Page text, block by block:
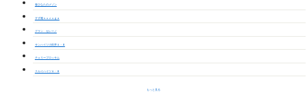
春ひなたのメゾン
すず雅ｓｕｚｕｇａ
グラン セレーノ
サンハイツ小田井Ａ・Ｂ
チェリーブロッサム
スカイハイツＡ・Ｂ
もっと見る